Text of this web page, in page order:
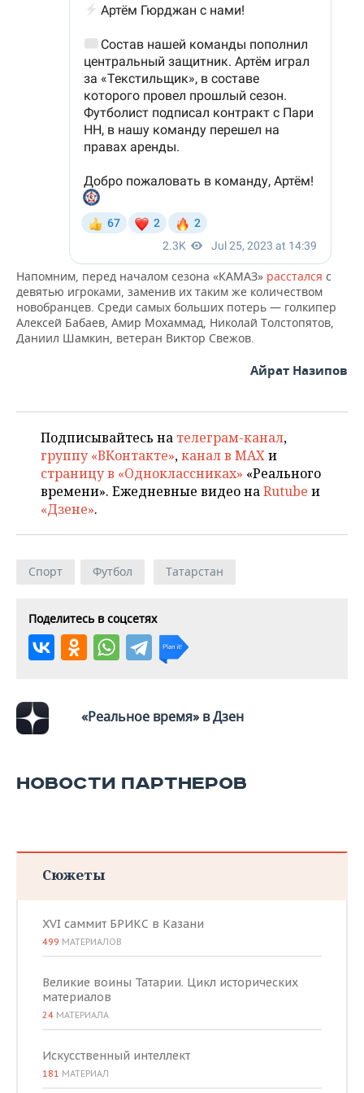
Напомним, перед началом сезона «КАМАЗ» расстался с
девятью игроками, заменив их таким же количеством
новобранцев. Среди самых больших потерь — голкипер
Алексей Бабаев, Амир Мохаммад, Николай Толстопятов,
Даниил Шамкин, ветеран Виктор Свежов.
Айрат Назипов
Подписывайтесь на телеграм-канал,
группу «ВКонтакте»,канал в MAXи
страницу в «Одноклассниках» «Реального
времени». Ежедневные видео наRutube и
«Дзене».
Спорт Футбол Татарстан
Поделитесь в соцсетях
«Реальное время» в Дзен
НОВОСТИ ПАРТНЕРОВ
Сюжеты
XVI саммит БРИКС в Казани
499 МАТЕРИАЛОВ
Великие воины Татарии. Цикл исторических
материалов
24 МАТЕРИАЛА
Искусственный интеллект
181 МАТЕРИАЛ